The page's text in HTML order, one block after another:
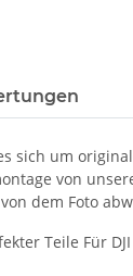
sich um
von
dem Foto
Teile Für